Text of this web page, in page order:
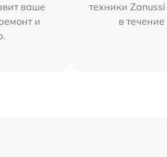
ваше
и
техники
в